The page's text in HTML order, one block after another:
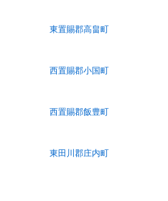
東置賜郡高畠町
西置賜郡小国町
西置賜郡飯豊町
東田川郡庄内町